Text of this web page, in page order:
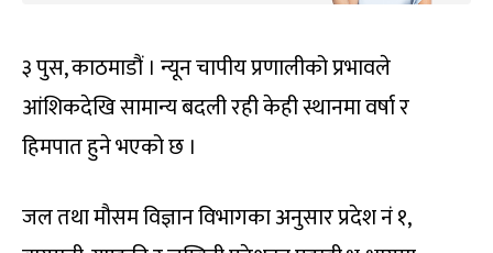
३ पुस, काठमाडौं । न्यून चापीय प्रणालीको प्रभावले
आंशिकदेखि सामान्य बदली रही केही स्थानमा वर्षा र
हिमपात हुने भएको छ ।
जल तथा मौसम विज्ञान विभागका अनुसार प्रदेश नं १,